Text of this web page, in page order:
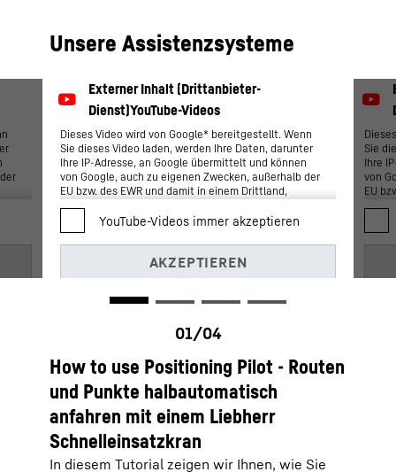
Unsere Assistenzsysteme
Dieses Video wird von Google* bereitgestellt. Wenn
Sie dieses Video laden, werden Ihre Daten, darunter
Ihre IP-Adresse, an Google übermittelt und können
von Google, auch zu eigenen Zwecken, außerhalb der
EU bzw. des EWR und damit in einem Drittland,
insbesondere in den USA**, gespeichert und
verarbeitet werden. Auf die weitere
Datenverarbeitung durch Google haben wir keinen
Einfluss.
Indem Sie auf „AKZEPTIEREN“ klicken, willigen Sie für
dieses Video gemäß Art. 6 Abs. 1 lit. a DSGVO in die
nicht mehr zu jedem YouTube-Video einzeln
können möchten, können Sie zusätzlich „YouTube-
auch für alle weiteren YouTube-Videos, welche Sie
zukünftig auf unserer Website noch aufrufen
werden, in die jeweils damit verbundenen
Erteilte Einwilligungen können Sie jederzeit mit
Wirkung für die Zukunft widerrufen und damit die
weitere Übermittlung Ihrer Daten verhindern, indem
Sie den entsprechenden Dienst unter „Sonstige
How to use Positioning Pilot - Routen
und Punkte halbautomatisch
anfahren mit einem Liebherr
Schnelleinsatzkran
In diesem Tutorial zeigen wir Ihnen, wie Sie
Sie
Ihre
von
EU